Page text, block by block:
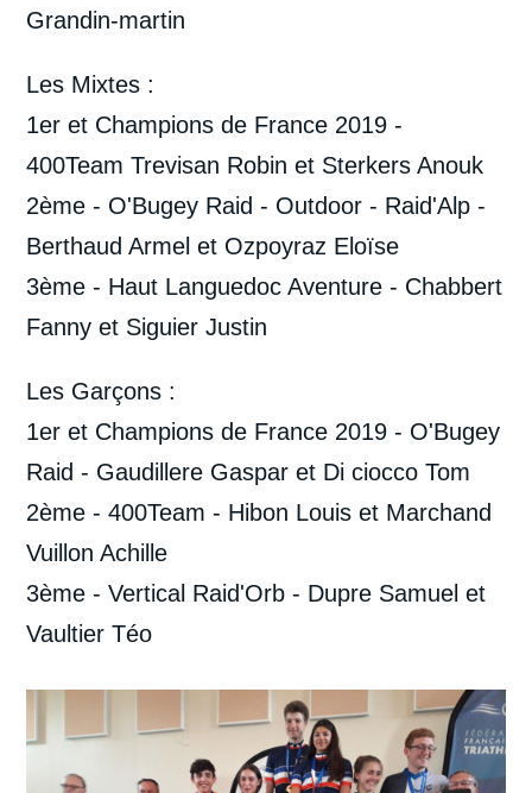
Grandin-martin
Les Mixtes :
1er et Champions de France 2019 -
400Team Trevisan Robin et Sterkers Anouk
2ème - O'Bugey Raid - Outdoor - Raid'Alp -
Berthaud Armel et Ozpoyraz Eloïse
3ème - Haut Languedoc Aventure - Chabbert
Fanny et Siguier Justin
Les Garçons :
1er et Champions de France 2019 - O'Bugey
Raid - Gaudillere Gaspar et Di ciocco Tom
2ème - 400Team - Hibon Louis et Marchand
Vuillon Achille
3ème - Vertical Raid'Orb - Dupre Samuel et
Vaultier Téo